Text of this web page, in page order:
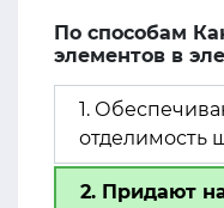
По способам
элементов в
1.
отделимость
2. Придают